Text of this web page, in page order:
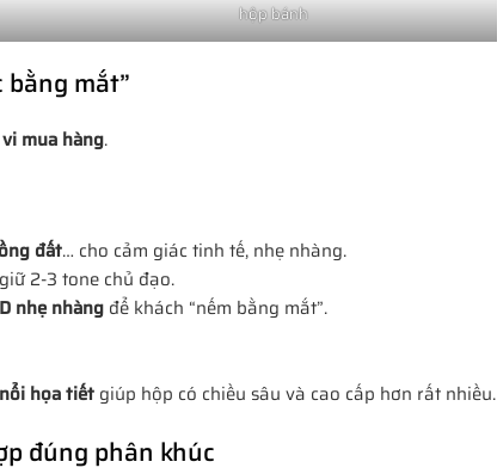
hộp bánh
mắt”
mua hàng.
đất… cho cảm giác tinh tế, nhẹ nhàng.
2-3 tone chủ đạo.
nhẹ nhàng để khách “nếm bằng mắt”.
họa tiết giúp hộp có chiều sâu và cao cấp hơn rất nhiều.
đúng phân khúc